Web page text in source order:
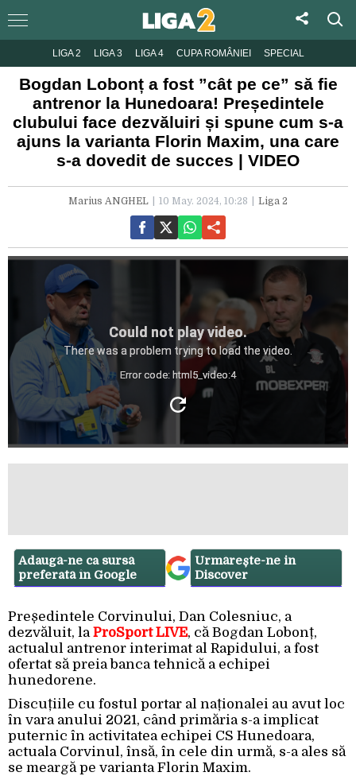
LIGA 2 LIGA 3 LIGA 4 CUPA ROMÂNIEI SPECIAL
Bogdan Lobonț a fost ”cât pe ce” să fie
antrenor la Hunedoara! Președintele
clubului face dezvăluiri și spune cum s-a
ajuns la varianta Florin Maxim, una care
s-a dovedit de succes | VIDEO
Marius ANGHEL 10 May. 2024, 10:28 Liga 2
Could not play video.
There was a problem trying to load the video.
Error code: html5_video:4
Adaugă-ne ca sursă
preferată în Google
Urmărește-ne in
Discover
Președintele Corvinului, Dan Colesniuc, a
dezvăluit, la ProSport LIVE, că Bogdan Lobonț,
actualul antrenor interimat al Rapidului, a fost
ofertat să preia banca tehnică a echipei
hunedorene.
Discuțiile cu fostul portar al naționalei au avut loc
în vara anului 2021, când primăria s-a implicat
puternic în activitatea echipei CS Hunedoara,
actuala Corvinul, însă, în cele din urmă, s-a ales să
se meargă pe varianta Florin Maxim.